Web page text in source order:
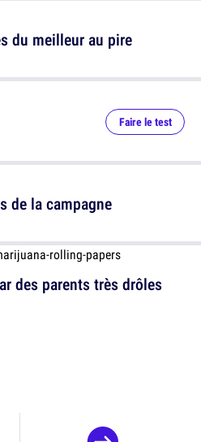
du meilleur au pire
des parents très drôles
Faire le test
de la campagne